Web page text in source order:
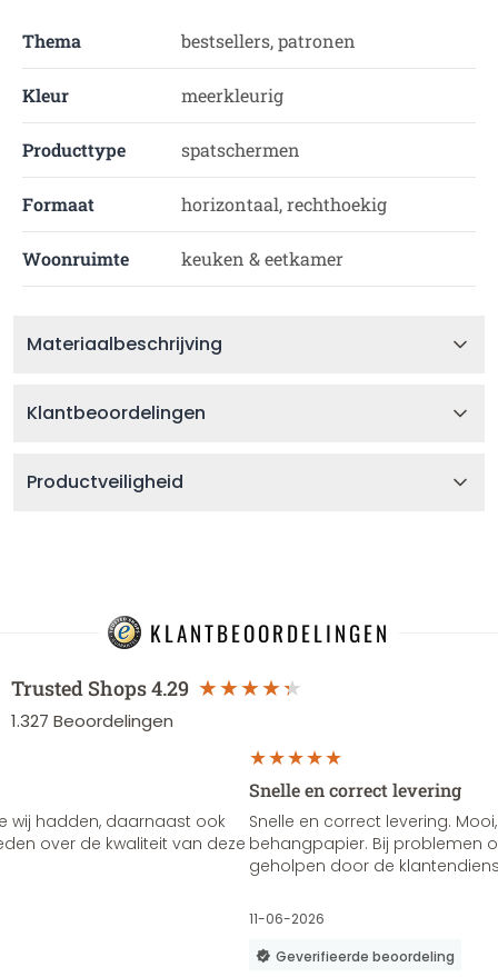
Thema bestsellers, patronen
Kleur meerkleurig
Producttype spatschermen
Formaat horizontaal, rechthoekig
Woonruimte keuken & eetkamer
Materiaalbeschrijving
Klantbeoordelingen
Productveiligheid
KLANTBEOORDELINGEN
Trusted Shops4.29
1.327 Beoordelingen
wij hadden, daarnaast ook
over de kwaliteit van deze
Snelle en correct levering
Snelle en correct levering.
behangpapier. Bij problemen
geholpen door de
11-06-2026
Geverifieerde beoordeling